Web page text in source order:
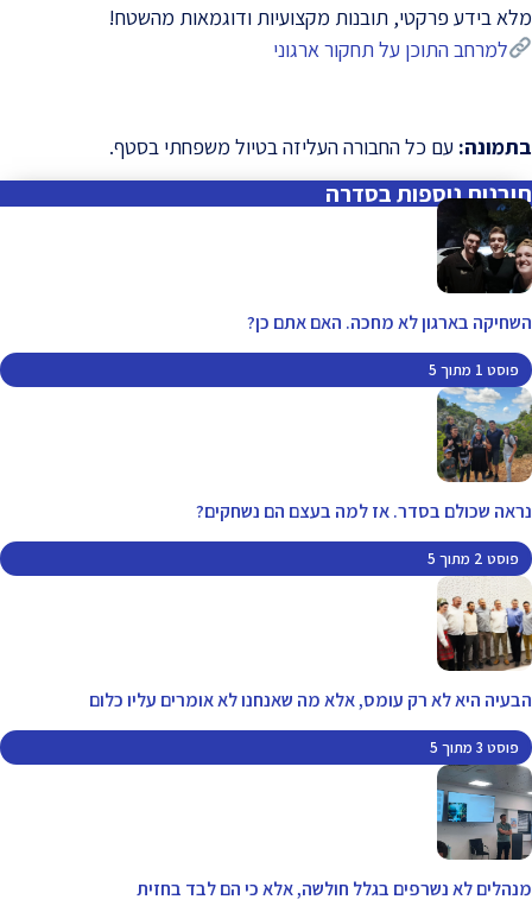
מלא בידע פרקטי, תובנות מקצועיות ודוגמאות מהשטח!
למרחב התוכן על תחקור ארגוני
בתמונה: עם כל החבורה העליזה בטיול משפחתי בסטף.
תובנות נוספות בסדרה
השחיקה בארגון לא מחכה. האם אתם כן?
פוסט 1 מתוך 5
נראה שכולם בסדר. אז למה בעצם הם נשחקים?
פוסט 2 מתוך 5
הבעיה היא לא רק עומס, אלא מה שאנחנו לא אומרים עליו כלום
פוסט 3 מתוך 5
מנהלים לא נשרפים בגלל חולשה, אלא כי הם לבד בחזית